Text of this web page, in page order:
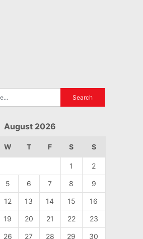
August 2026
W T F S S
1 2
5 6 7 8 9
12 13 14 15 16
19 20 21 22 23
26 27 28 29 30